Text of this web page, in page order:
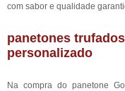
com sabor e qualidade
panetones
personalizado
Na compra do panetone